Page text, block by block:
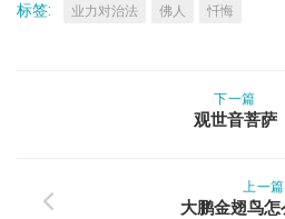
标签: 业力对治法 佛人 忏悔
下一篇
观世音菩萨
上一篇
大鹏金翅鸟怎